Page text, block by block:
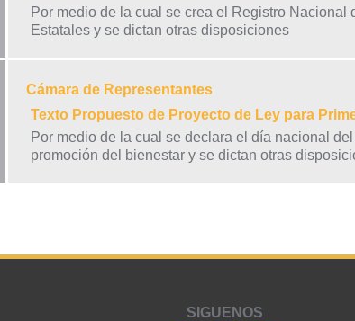
Por medio de la cual se crea el Registro
Estatales y se dictan otras disposiciones
Cámara de Representantes
Texto Propuesto de Proyecto de Ley para
Por medio de la cual se declara el día nacional
promoción del bienestar y se dictan otras
SIGUENOS